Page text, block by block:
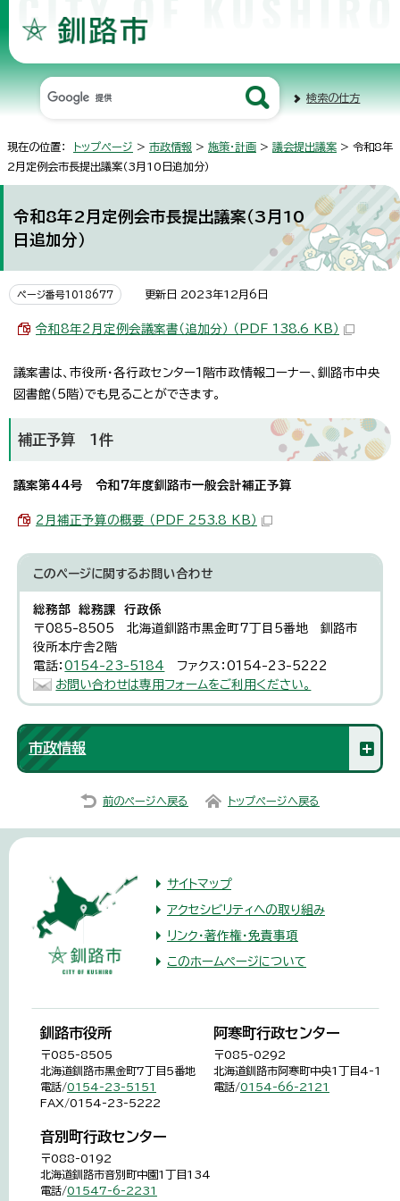
検索の仕方
現在の位置： トップページ > 市政情報 > 施策・計画 > 議会提出議案 > 令和8年
2月定例会市長提出議案（3月10日追加分）
令和8年2月定例会市長提出議案（3月10
日追加分）
ページ番号1018677 更新日 2023年12月6日
令和8年2月定例会議案書（追加分） （PDF 138.6 KB）
議案書は、市役所・各行政センター1階市政情報コーナー、釧路市中央
図書館（5階）でも見ることができます。
補正予算 1件
議案第44号 令和7年度釧路市一般会計補正予算
2月補正予算の概要 （PDF 253.8 KB）
このページに関するお問い合わせ
総務部 総務課 行政係
〒085-8505 北海道釧路市黒金町7丁目5番地 釧路市
役所本庁舎2階
電話：0154-23-5184
ファクス：0154-23-5222
お問い合わせは専用フォームをご利用ください。
市政情報
前のページへ戻る トップページへ戻る
サイトマップ
アクセシビリティへの取り組み
リンク・著作権・免責事項
このホームページについて
釧路市役所
〒085-8505
北海道釧路市黒金町7丁目5番地
電話/0154-23-5151
FAX/0154-23-5222
阿寒町行政センター
〒085-0292
北海道釧路市阿寒町中央1丁目4-1
電話/0154-66-2121
音別町行政センター
〒088-0192
北海道釧路市音別町中園1丁目134
電話/01547-6-2231